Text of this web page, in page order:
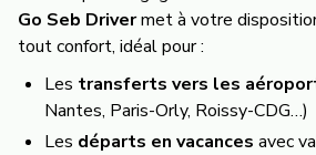
Go Seb Drivermet à votre
tout confort, idéal pour :
Les transferts vers les
Nantes, Paris-Orly, Roissy-CDG…)
Les départs en vacances avec